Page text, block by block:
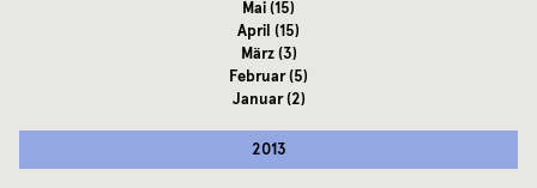
Mai(15)
April (15)
März(3)
Februar(5)
Januar(2)
2013